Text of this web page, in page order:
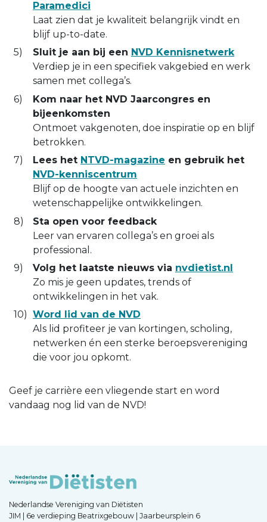
Paramedici
Laat zien dat je kwaliteit belangrijk vindt en
blijf up-to-date.
Sluit je aan bij een NVD Kennisnetwerk
Verdiep je in een specifiek vakgebied en werk
samen met collega’s.
Kom naar het NVD Jaarcongres en
bijeenkomsten
Ontmoet vakgenoten, doe inspiratie op en blijf
betrokken.
Lees het NTVD-magazine en gebruik het
NVD-kenniscentrum
Blijf op de hoogte van actuele inzichten en
wetenschappelijke ontwikkelingen.
Sta open voor feedback
Leer van ervaren collega’s en groei als
professional.
Volg het laatste nieuws via nvdietist.nl
Zo mis je geen updates, trends of
ontwikkelingen in het vak.
Word lid van de NVD
Als lid profiteer je van kortingen, scholing,
netwerken én een sterke beroepsvereniging
die voor jou opkomt.
Geef je carrière een vliegende start en word
vandaag nog lid van de NVD!
Nederlandse Vereniging van Diëtisten
JIM | 6e verdieping Beatrixgebouw | Jaarbeursplein 6